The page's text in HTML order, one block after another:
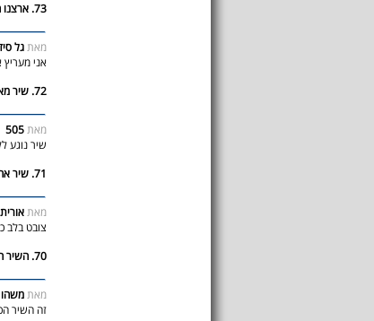
73. ארצנו הקטנטונת
מאתגל
אני
72. שיר מאלף
מאת505
שיר נוגע
71. שיר אהבה הכי נוגע
מאת
צובט בלב
70. השיר הכי מקסים
מאתמשהו
זה השיר